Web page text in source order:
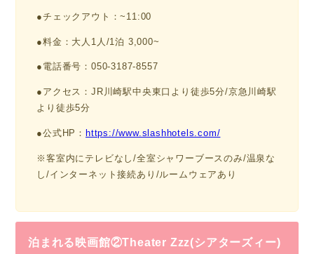
●チェックアウト：~11:00
●料金：大人1人/1泊 3,000~
●電話番号：050-3187-8557
●アクセス：JR川崎駅中央東口より徒歩5分/京急川崎駅
より徒歩5分
●公式HP： https://www.slashhotels.com/
※客室内にテレビなし/全室シャワーブースのみ/温泉な
し/インターネット接続あり/ルームウェアあり
泊まれる映画館②Theater Zzz(シアターズィー)